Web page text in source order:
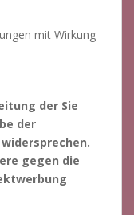
mit Wirkung
der Sie
der
gegen die